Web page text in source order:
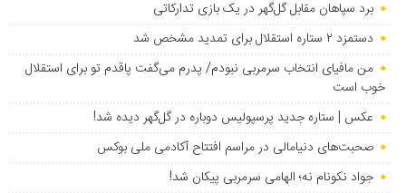
برد سپاهان مقابل گل‌گهر در یک بازی تدارکاتی
دستمزد ۲ ستاره استقلال برای تمدید مشخص شد
من مافیای انتخاب سرمربی نبودم/ پدرم می‌گفت پاقدم تو برای استقلال
خوب است
عکس | ستاره جدید پرسپولیس دوباره در گل‌گهر دیده شد!
صحبت‌های دنیامالی در مراسم افتتاح آکادمی ملی بوکس
جواد نکونام نه؛ الهامی سرمربی پیکان شد!